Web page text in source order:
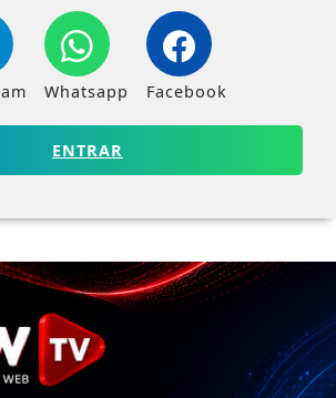
Whatsapp Facebook
ENTRAR